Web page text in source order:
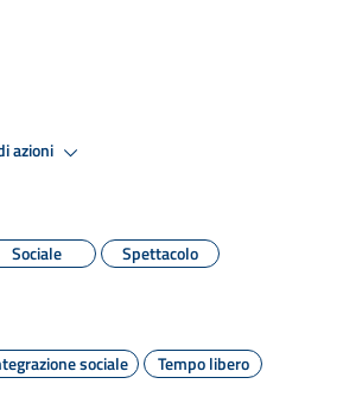
azioni
Sociale Spettacolo
sociale Tempo libero